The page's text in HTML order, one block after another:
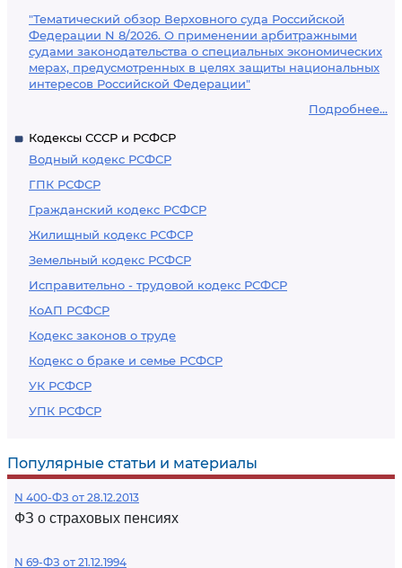
"Тематический обзор Верховного суда Российской
Федерации N 8/2026. О применении арбитражными
судами законодательства о специальных экономических
мерах, предусмотренных в целях защиты национальных
интересов Российской Федерации"
Подробнее...
Кодексы СССР и РСФСР
Водный кодекс РСФСР
ГПК РСФСР
Гражданский кодекс РСФСР
Жилищный кодекс РСФСР
Земельный кодекс РСФСР
Исправительно - трудовой кодекс РСФСР
КоАП РСФСР
Кодекс законов о труде
Кодекс о браке и семье РСФСР
УК РСФСР
УПК РСФСР
Популярные статьи и материалы
N 400-ФЗ от 28.12.2013
ФЗ о страховых пенсиях
N 69-ФЗ от 21.12.1994